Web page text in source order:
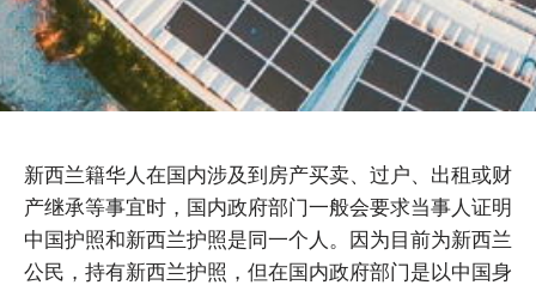
新西兰籍华人在国内涉及到房产买卖、过户、出租或财
产继承等事宜时，国内政府部门一般会要求当事人证明
中国护照和新西兰护照是同一个人。因为目前为新西兰
公民，持有新西兰护照，但在国内政府部门是以中国身